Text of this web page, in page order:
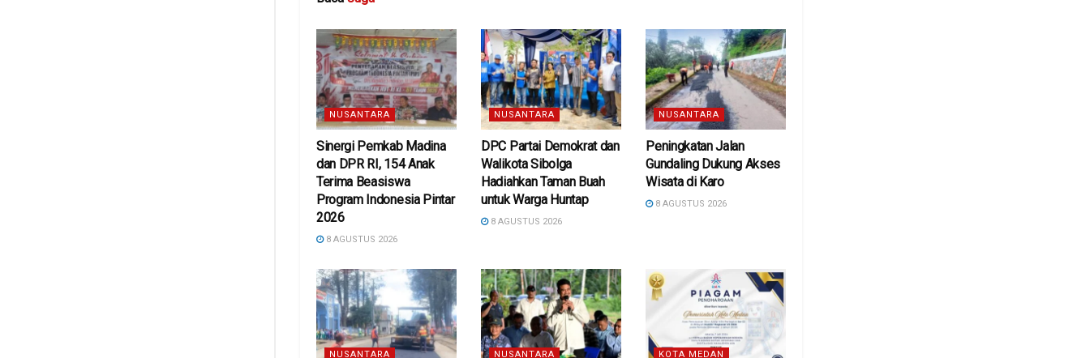
NUSANTARA
Sinergi Pemkab Madina
dan DPR RI, 154 Anak
Terima Beasiswa
Program Indonesia Pintar
2026
8 AGUSTUS 2026
NUSANTARA
DPC Partai Demokrat dan
Walikota Sibolga
Hadiahkan Taman Buah
untuk Warga Huntap
8 AGUSTUS 2026
NUSANTARA
Peningkatan Jalan
Gundaling Dukung Akses
Wisata di Karo
8 AGUSTUS 2026
NUSANTARA NUSANTARA KOTA MEDAN